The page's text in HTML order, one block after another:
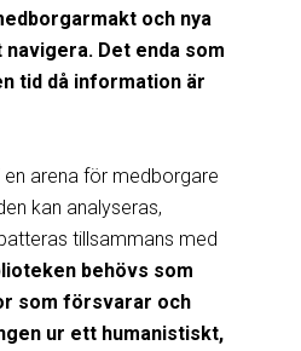
och nya
Det enda som
tid då information är
arena för medborgare
kan analyseras,
tillsammans med
behövs som
som försvarar och
ur ett humanistiskt,